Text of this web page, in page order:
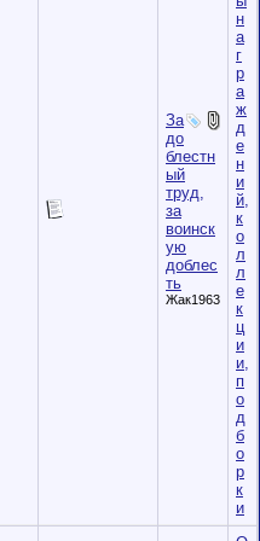
За
до
блестн
ый
труд,
за
воинск
ую
доблес
ть
Жак1963
н
а
г
р
а
ж
д
е
н
и
й,
к
о
л
л
е
к
ц
и
и,
п
о
д
б
о
р
к
и